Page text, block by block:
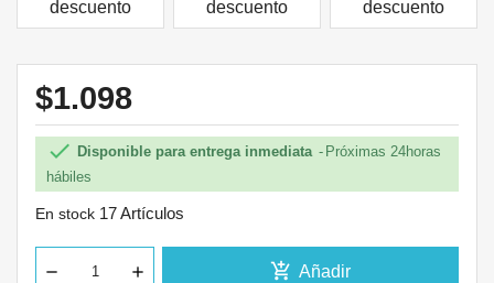
descuento
descuento
descuento
$1.098
 Disponible para entrega inmediata
Próximas 24horas
hábiles
En stock 17 Artículos
add_shopping_cart Añadir